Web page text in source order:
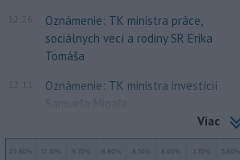
12:26
Oznámenie: TK ministra práce,
sociálnych vecí a rodiny SR Erika
Tomáša
Oznámenie: TK ministra investícií
Samuela Migaľa
Viac